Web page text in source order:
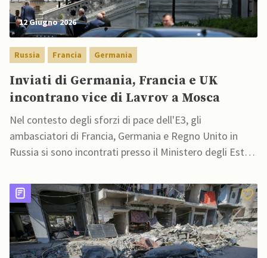
12 Giugno 2026
Russia Francia Germania
Inviati di Germania, Francia e UK
incontrano vice di Lavrov a Mosca
Nel contesto degli sforzi di pace dell'E3, gli
ambasciatori di Francia, Germania e Regno Unito in
Russia si sono incontrati presso il Ministero degli Esteri